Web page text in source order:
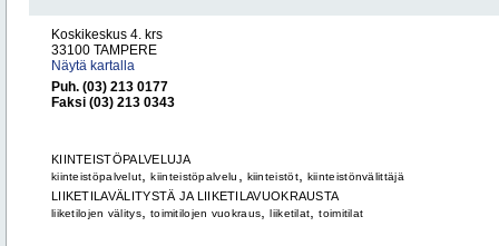
Koskikeskus 4. krs
33100 TAMPERE
Näytä kartalla
Puh. (03) 213 0177
Faksi (03) 213 0343
KIINTEISTÖPALVELUJA
kiinteistöpalvelut ,kiinteistöpalvelu kiinteistöt, kiinteistönvälittäjä
LIIKETILAVÄLITYSTÄ JA LIIKETILAVUOKRAUSTA
liiketilojen välitys toimitilojen vuokraus ,liiketilat ,toimitilat